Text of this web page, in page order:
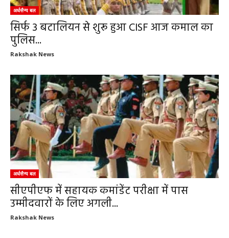
अर्धसैन्य बल
सिर्फ 3 बटालियन से शुरू हुआ CISF आज कमाल का
पुलिस...
Rakshak News
अर्धसैन्य बल
सीएपीएफ में सहायक कमांडेंट परीक्षा में पास
उम्मीदवारों के लिए अगली...
Rakshak News